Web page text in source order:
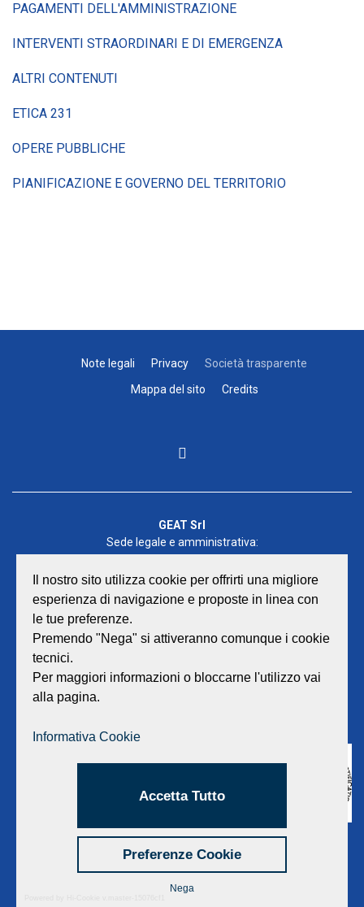
PAGAMENTI DELL'AMMINISTRAZIONE
INTERVENTI STRAORDINARI E DI EMERGENZA
ALTRI CONTENUTI
ETICA 231
OPERE PUBBLICHE
PIANIFICAZIONE E GOVERNO DEL TERRITORIO
Note legali Privacy
Società trasparente
Mappa del sito
Credits
GEAT Srl
Sede legale e amministrativa:
P.iva/Reg. Imp. Rimini n. 02418910408
Capitale sociale euro 12.233.943,00 I.V.
Centralino
© GEAT Srl| All Rights Reserved.
Il nostro sito utilizza cookie per offrirti una migliore
esperienza di navigazione e proposte in linea con
le tue preferenze.
Premendo "Nega" si attiveranno comunque i cookie
tecnici.
Per maggiori informazioni o bloccarne l'utilizzo vai
alla pagina.
Informativa Cookie
Accetta Tutto
Preferenze Cookie
Nega